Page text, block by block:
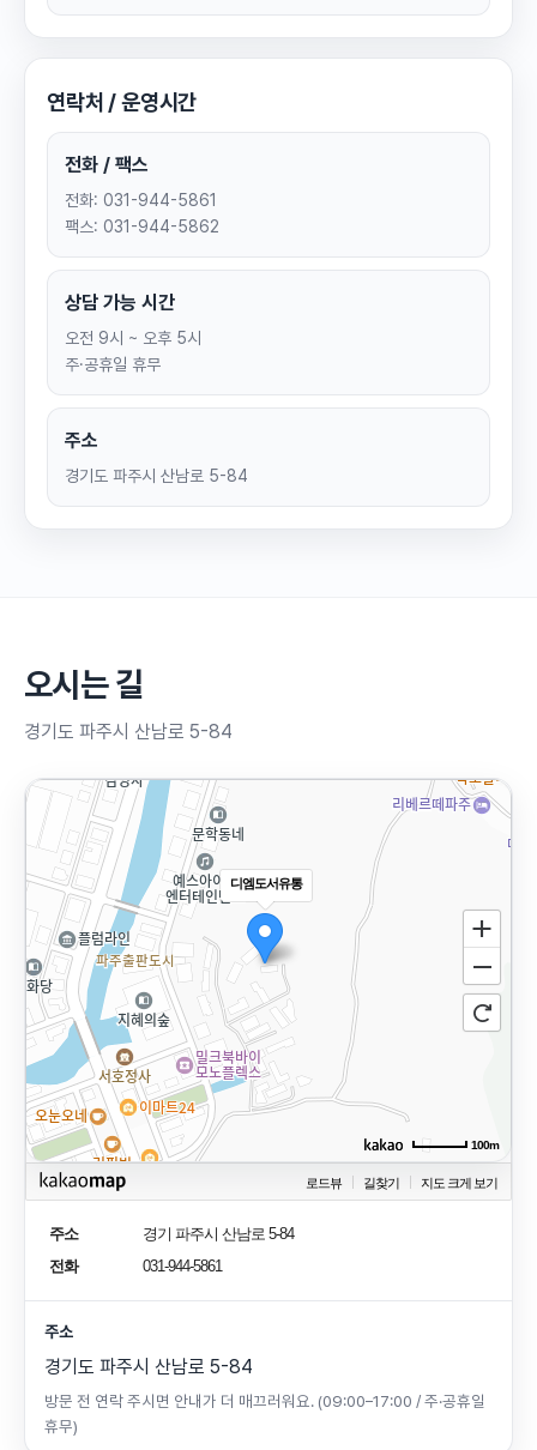
연락처 / 운영시간
전화 / 팩스
전화: 031-944-5861
팩스: 031-944-5862
상담 가능 시간
오전 9시 ~ 오후 5시
주·공휴일 휴무
주소
경기도 파주시 산남로 5-84
오시는 길
경기도 파주시 산남로 5-84
디엠도서유통
100m
로드뷰 길찾기 지도 크게 보기
주소
경기 파주시 산남로 5-84
전화
031-944-5861
주소
경기도 파주시 산남로 5-84
방문 전 연락 주시면 안내가 더 매끄러워요. (09:00–17:00 / 주·공휴일
휴무)